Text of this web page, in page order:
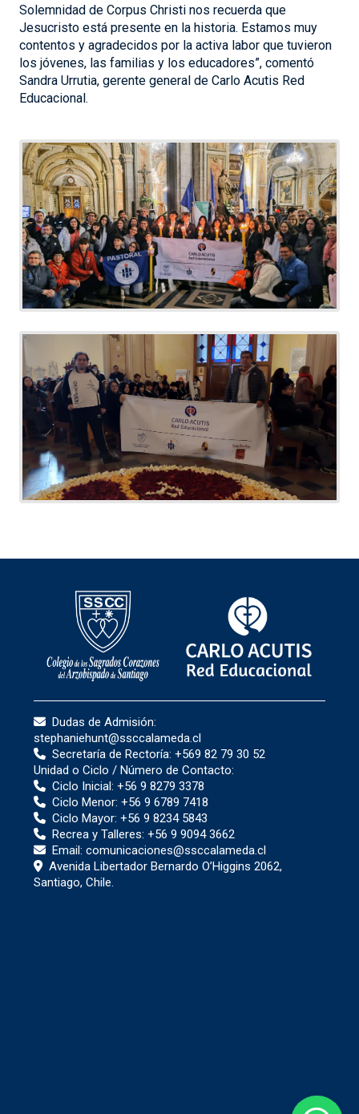
Solemnidad de Corpus Christi nos recuerda que
Jesucristo está presente en la historia. Estamos muy
contentos y agradecidos por la activa labor que tuvieron
los jóvenes, las familias y los educadores”, comentó
Sandra Urrutia, gerente general de Carlo Acutis Red
Educacional.
Dudas de Admisión:
stephaniehunt@ssccalameda.cl
Secretaría de Rectoría: +569 82 79 30 52
Unidad o Ciclo / Número de Contacto:
Ciclo Inicial: +56 9 8279 3378
Ciclo Menor: +56 9 6789 7418
Ciclo Mayor: +56 9 8234 5843
Recrea y Talleres: +56 9 9094 3662
Email: comunicaciones@ssccalameda.cl
Avenida Libertador Bernardo O’Higgins 2062,
Santiago, Chile.